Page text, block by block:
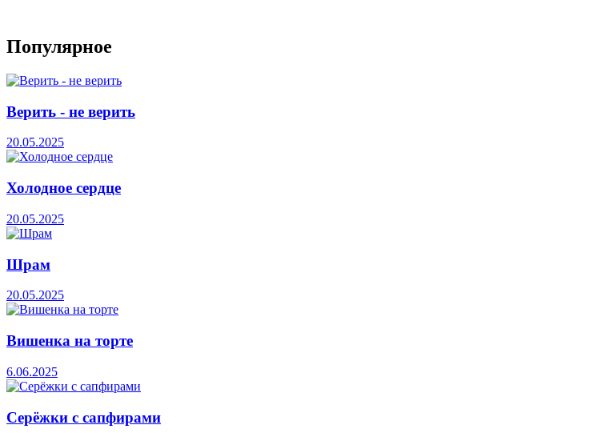
Популярное
Верить - не верить
20.05.2025
Холодное сердце
20.05.2025
Шрам
20.05.2025
Вишенка на торте
6.06.2025
Серёжки с сапфирами